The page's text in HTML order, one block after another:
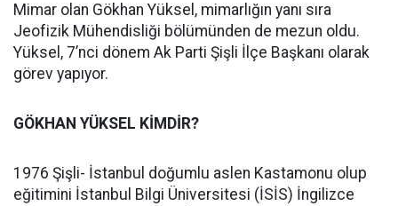
Mimar olan Gökhan Yüksel, mimarlığın yanı sıra
Jeofizik Mühendisliği bölümünden de mezun oldu.
Yüksel, 7’nci dönem Ak Parti Şişli İlçe Başkanı olarak
görev yapıyor.
GÖKHAN YÜKSEL KİMDİR?
1976 Şişli- İstanbul doğumlu aslen Kastamonu olup
eğitimini İstanbul Bilgi Üniversitesi (İSİS) İngilizce